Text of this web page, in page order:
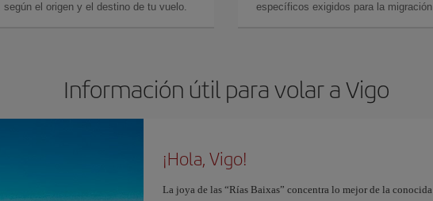
el origen y el destino de tu vuelo.
específicos exigidos para la
Información útil para volar a Vigo
¡Hola, Vigo!
La joya de las “Rías Baixas” concentra lo mejor de la